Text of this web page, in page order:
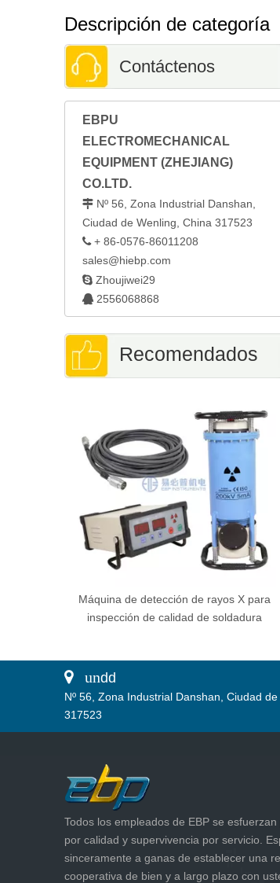
Descripción de categoría
Contáctenos
EBPU
ELECTROMECHANICAL
EQUIPMENT (ZHEJIANG)
CO.LTD.
 Nº 56, Zona Industrial Danshan,
Ciudad de Wenling, China 317523
 + 86-0576-86011208
sales@hiebp.com
 Zhoujiwei29
 2556068868
Recomendados
de detección de rayos X para
inspección de calidad de soldadura
 undd
Nº 56, Zona Industrial Danshan, Ciudad
317523
Todos los empleados de EBP se
por calidad y supervivencia por servicio.
sinceramente a ganas de establecer una
cooperativa de bien y a largo plazo con